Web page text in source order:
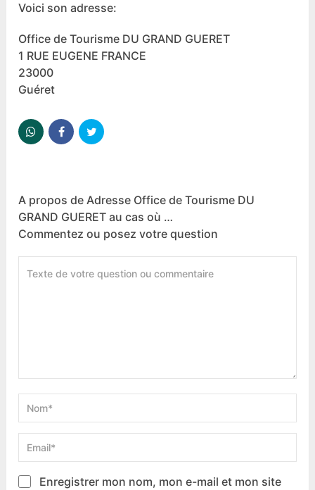
Voici son adresse:
Office de Tourisme DU GRAND GUERET
1 RUE EUGENE FRANCE
23000
Guéret
A propos de Adresse Office de Tourisme DU
GRAND GUERET au cas où …
Commentez ou posez votre question
Enregistrer mon nom, mon e-mail et mon site